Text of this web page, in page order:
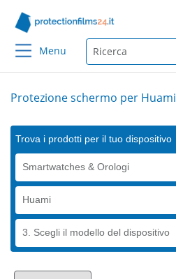
Menu
Protezione schermo per Huami
Trova i prodotti per il tuo dispositivo
Smartwatches & Orologi
Huami
3. Scegli il modello del dispositivo